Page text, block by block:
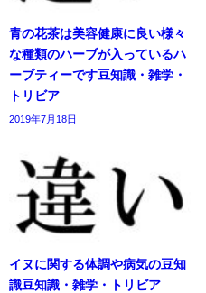
青の花茶は美容健康に良い様々
な種類のハーブが入っているハ
ーブティーです豆知識・雑学・
トリビア
2019年7月18日
イヌに関する体調や病気の豆知
識豆知識・雑学・トリビア